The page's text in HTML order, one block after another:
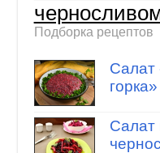
Подборка рецептов
Салат
горка»
Салат